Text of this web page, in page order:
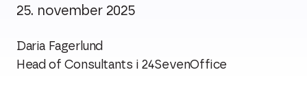
25. november 2025
Daria Fagerlund
Head of Consultants i 24SevenOffice